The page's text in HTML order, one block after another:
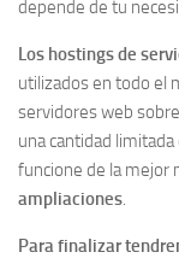
depende de tu
Los hostings de
utilizados en todo el
servidores web
una cantidad
funcione de la mejor
ampliaciones.
Parafinalizar